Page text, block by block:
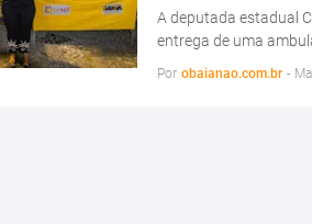
A deputada estadual
entrega de uma
Por obaianao.com.br -